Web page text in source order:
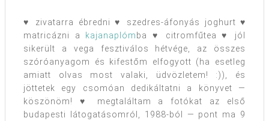
♥ zivatarra ébredni ♥ szedres-áfonyás joghurt ♥
matricázni a
kajanaplóm ba ♥ citromfűtea ♥ jól
sikerült a vega fesztiválos hétvége, az összes
szóróanyagom és kifestőm elfogyott (ha esetleg
amiatt olvas most valaki, üdvözletem! :)), és
jöttetek egy csomóan dedikáltatni a könyvet —
köszönöm! ♥ megtaláltam a fotókat az első
budapesti látogatásomról, 1988-ból — pont ma 9